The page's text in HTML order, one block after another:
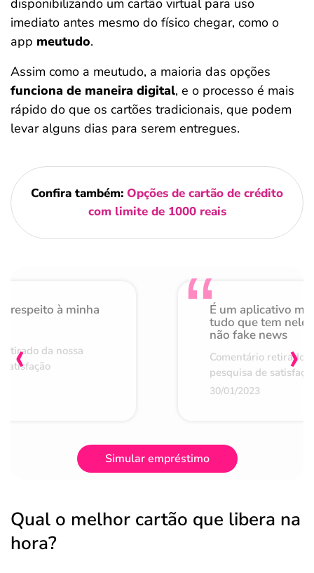
disponibilizando um cartão virtual para uso
imediato antes mesmo do físico chegar, como o
app meutudo.
Assim como a meutudo, a maioria das opções
funciona de maneira digital, e o processo é mais
rápido do que os cartões tradicionais, que podem
levar alguns dias para serem entregues.
Confira também: Opções de cartão de crédito
com limite de 1000 reais
respeito à minha
da nossa
É um aplicativo
tudo que tem nele
não fake news
Comentário retirado
pesquisa de
30/01/2023
‹ ›
Simular empréstimo
Qual o melhor cartão que libera na
hora?